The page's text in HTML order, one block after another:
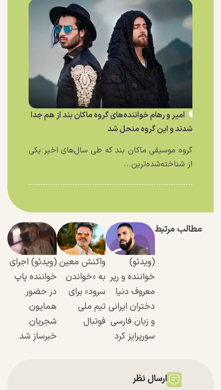
امیر و رهام خواننده‌های گروه ماکان بند از هم جدا
شدند و این گروه منحل شد
گروه موسیقی ماکان بند که طی سال‌های اخیر یکی
از شناخته‌شده‌ترین...
مطالب مرتبط
(ویدئو)
خواننده و رپر
معروف دنیا
دختران ایرانی
و زبان فارسی
سورپرایز کرد
واکنش معین
به «خواندن
سرود» برای
تیم ملی
فوتبال
(ویدئو) اجرای
خواننده پاپ
در حضور
همایون
شجریان
خبرساز شد
ارسال نظر